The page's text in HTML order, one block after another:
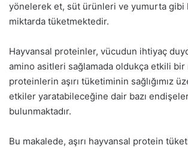
yönelerek et, süt ürünleri ve yumurta gibi
miktarda tüketmektedir.
Hayvansal proteinler, vücudun ihtiyaç
amino asitleri sağlamada oldukça etkili
proteinlerin aşırı tüketiminin sağlığımız
etkiler yaratabileceğine dair bazı
bulunmaktadır.
Bu makalede, aşırı hayvansal protein